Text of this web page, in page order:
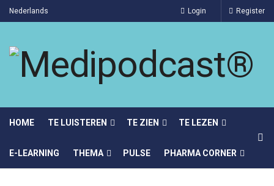
Nederlands Login Register
HOME TE LUISTEREN TE ZIEN TE LEZEN
E-LEARNING THEMA PULSE PHARMA CORNER